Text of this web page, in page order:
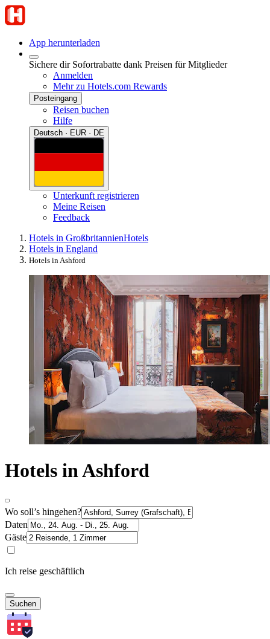
App herunterladen
Sichere dir Sofortrabatte dank Preisen für Mitglieder
Anmelden
Mehr zu Hotels.com Rewards
Posteingang
Reisen buchen
Hilfe
Deutsch · EUR · DE
Unterkunft registrieren
Meine Reisen
Feedback
Hotels in GroßbritannienHotels
Hotels in England
Hotels in Ashford
Hotels in Ashford
Wo soll’s hingehen?
Daten
Gäste
Ich reise geschäftlich
Suchen